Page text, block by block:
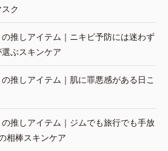
ク
推しアイテム｜ニキビ予防には迷わず
ぶスキンケア
推しアイテム｜肌に罪悪感がある日こ
推しアイテム｜ジムでも旅行でも手放
相棒スキンケア